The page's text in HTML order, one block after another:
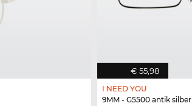
€ 55,98
I NEED YOU
9MM - G5500 antik silber